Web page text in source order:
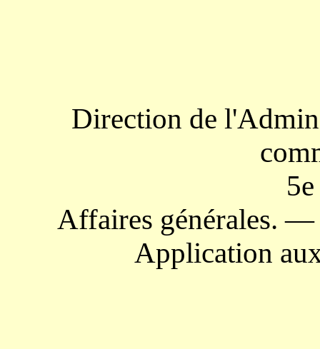
Direction de
Affaires générales.
Application